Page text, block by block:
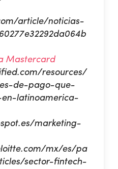
article/noticias-
Mastercard
resources/
de-pago-que-
latinoamerica-
marketing-
mx/es/pa
sector-fintech-